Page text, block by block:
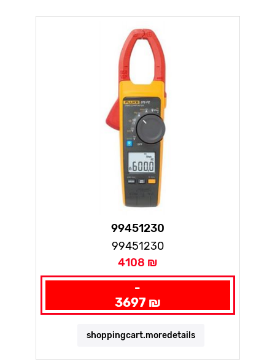
99451230
99451230
4108 ₪
-
3697 ₪
shoppingcart.moredetails